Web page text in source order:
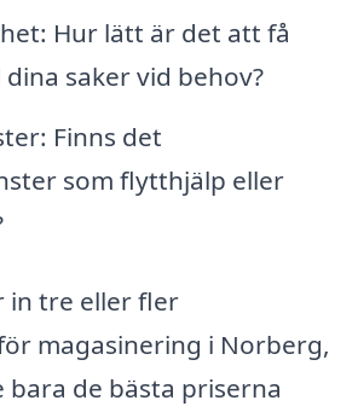
Hur lätt är det att få
saker vid behov?
Finns det
som flytthjälp eller
in tre eller fler
magasinering i Norberg,
de bästa priserna